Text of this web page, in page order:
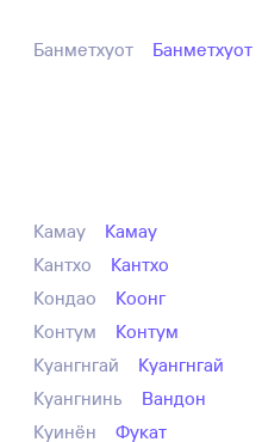
Банметхуот Банметхуот
Камау
Камау
Кантхо
Кантхо
Кондао
Коонг
Контум
Контум
Куангнгай
Куангнгай
Куангнинь
Вандон
Куинён
Фукат